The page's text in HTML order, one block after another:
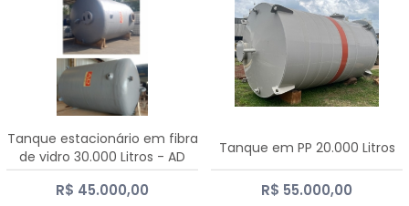
Tanque estacionário em fibra
de vidro 30.000 Litros - AD
Fibras
R$ 45.000,00
Tanque em PP 20.000 Litros
R$ 55.000,00